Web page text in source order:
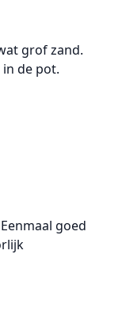
grof zand.
de pot.
goed